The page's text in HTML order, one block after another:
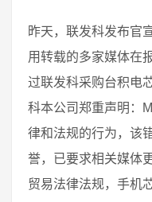
昨天，联发科发布官
用转载的多家媒体在
过联发科采购台积电
科本公司郑重声明：
律和法规的行为，该
誉，已要求相关媒体
贸易法律法规，手机